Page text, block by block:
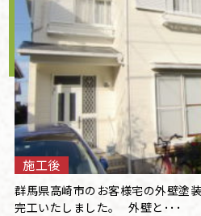
施工後
群馬県高崎市のお客様宅の外壁塗
完工いたしました。 外壁と･･･